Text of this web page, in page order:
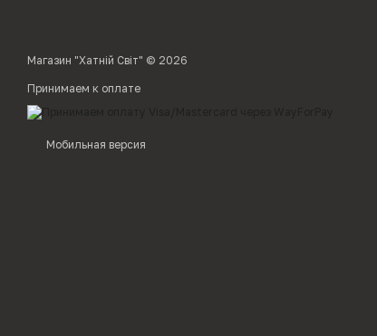
Магазин "Хатній Світ" © 2026
Принимаем к оплате
Мобильная версия